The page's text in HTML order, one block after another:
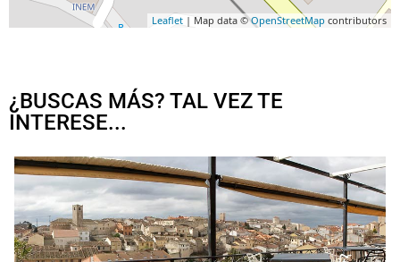
Leaflet | Map data ©OpenStreetMap contributors
¿BUSCAS MÁS? TAL VEZ TE
INTERESE...